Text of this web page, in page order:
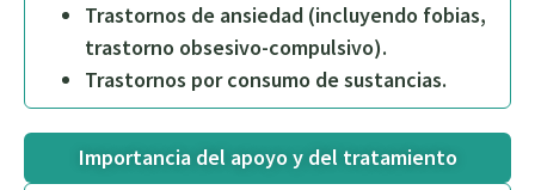
Trastornos de ansiedad (incluyendo fobias,
trastorno obsesivo-compulsivo).
Trastornos por consumo de sustancias.
Importancia del apoyo y del tratamiento